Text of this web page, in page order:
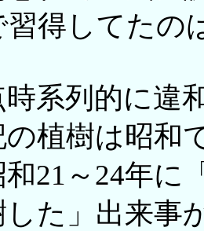
習得してたの
時系列的に違
の植樹は昭和
和21～24年
した」出来事